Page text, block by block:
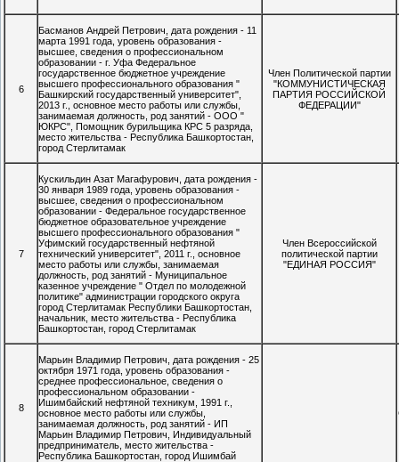
6
Басманов Андрей Петрович, дата рождения - 11
марта 1991 года, уровень образования -
высшее, сведения о профессиональном
образовании - г. Уфа Федеральное
государственное бюджетное учреждение
высшего профессионального образования "
Башкирский государственный университет",
2013 г., основное место работы или службы,
занимаемая должность, род занятий - ООО "
ЮКРС", Помощник бурильщика КРС 5 разряда,
место жительства - Республика Башкортостан,
город Стерлитамак
Член Политической партии
"КОММУНИСТИЧЕСКАЯ
ПАРТИЯ РОССИЙСКОЙ
ФЕДЕРАЦИИ"
7
Кускильдин Азат Магафурович, дата рождения -
30 января 1989 года, уровень образования -
высшее, сведения о профессиональном
образовании - Федеральное государственное
бюджетное образовательное учреждение
высшего профессионального образования "
Уфимский государственный нефтяной
технический университет", 2011 г., основное
место работы или службы, занимаемая
должность, род занятий - Муниципальное
казенное учреждение " Отдел по молодежной
политике" администрации городского округа
город Стерлитамак Республики Башкортостан,
начальник, место жительства - Республика
Башкортостан, город Стерлитамак
Член Всероссийской
политической партии
"ЕДИНАЯ РОССИЯ"
8
Марьин Владимир Петрович, дата рождения - 25
октября 1971 года, уровень образования -
среднее профессиональное, сведения о
профессиональном образовании -
Ишимбайский нефтяной техникум, 1991 г.,
основное место работы или службы,
занимаемая должность, род занятий - ИП
Марьин Владимир Петрович, Индивидуальный
предприниматель, место жительства -
Республика Башкортостан, город Ишимбай